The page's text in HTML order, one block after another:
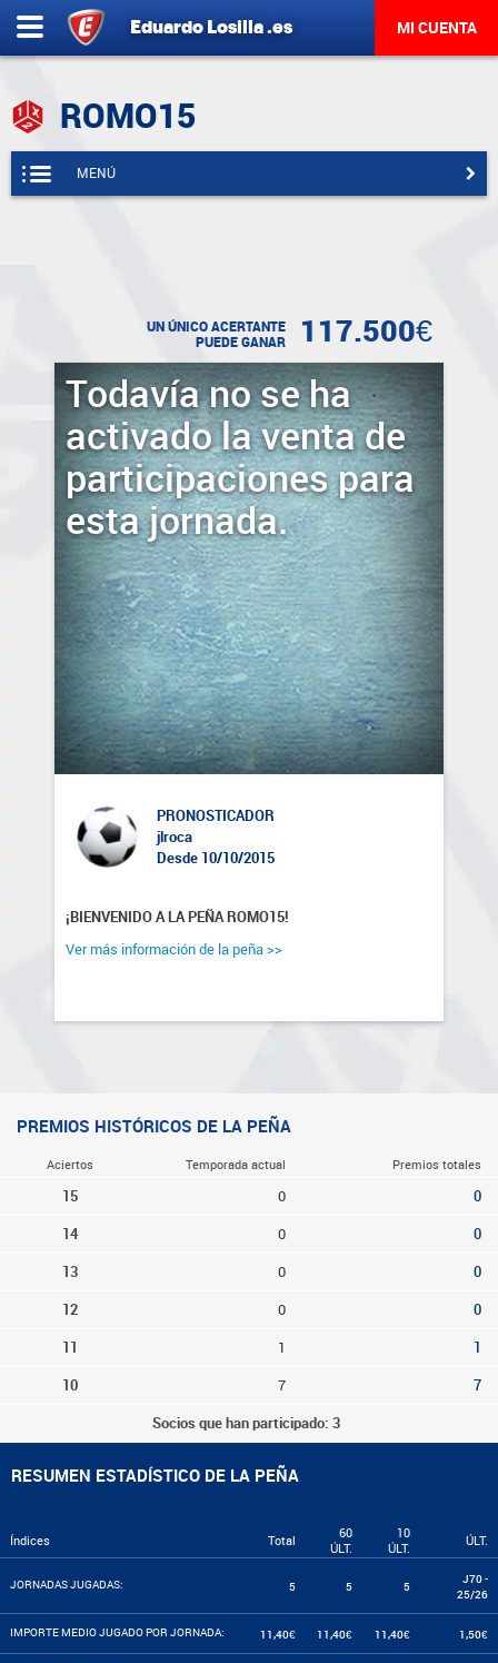
Eduardo Losilla.es MI CUENTA
ROMO15
MENÚ
UN ÚNICO ACERTANTE
PUEDE GANAR
117.500€
Todavía no se ha
activado la venta de
participaciones para
esta jornada.
PRONOSTICADOR
jlroca
Desde 10/10/2015
¡BIENVENIDO A LA PEÑA ROMO15!
Ver más información de la peña >>
PREMIOS HISTÓRICOS DE LA PEÑA
Aciertos Temporada actual Premios totales
15 0 0
14 0 0
13 0 0
12 0 0
11 1 1
10 7 7
Socios que han participado: 3
RESUMEN ESTADÍSTICO DE LA PEÑA
Índices Total
60
ÚLT.
10
ÚLT.
ÚLT.
JORNADAS JUGADAS: 5 5 5
J70 -
25/26
IMPORTE MEDIO JUGADO POR JORNADA: 11,40€ 11,40€ 11,40€ 1,50€